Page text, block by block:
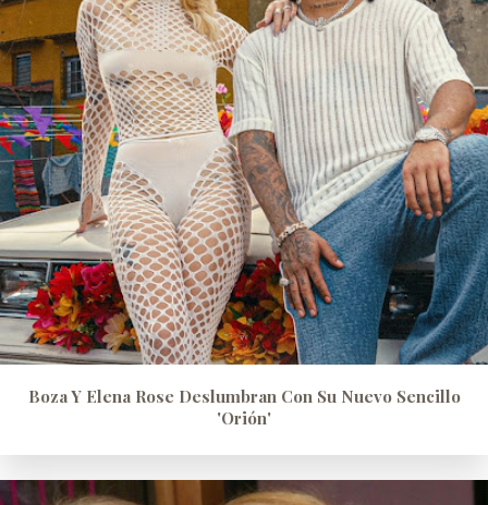
Boza Y Elena Rose Deslumbran Con Su Nuevo Sencillo
'Orión'